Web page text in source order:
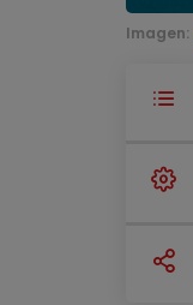
Imagen: